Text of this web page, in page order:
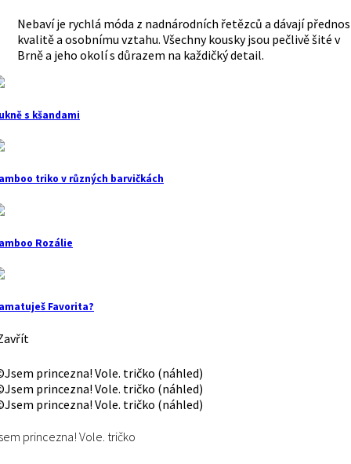
Nebaví je rychlá móda z nadnárodních řetězců a dávají
kvalitě a osobnímu vztahu. Všechny kousky jsou pečlivě šité v
Brně a jeho okolí s důrazem na každičký detail.
s kšandami
triko v různých barvičkách
Rozálie
Favorita?
princezna! Vole. tričko